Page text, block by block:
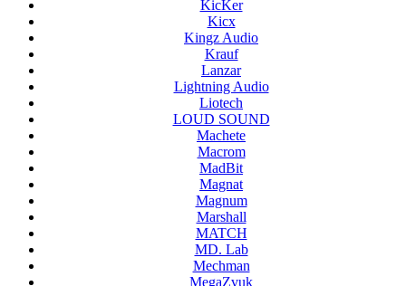
KicKer
Kicx
Kingz Audio
Krauf
Lanzar
Lightning Audio
Liotech
LOUD SOUND
Machete
Macrom
MadBit
Magnat
Magnum
Marshall
MATCH
MD. Lab
Mechman
MegaZvuk